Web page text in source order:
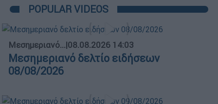
POPULAR VIDEOS
Μεσημεριανό...|08.08.2026 14:03
Μεσημεριανό δελτίο ειδήσεων
08/08/2026